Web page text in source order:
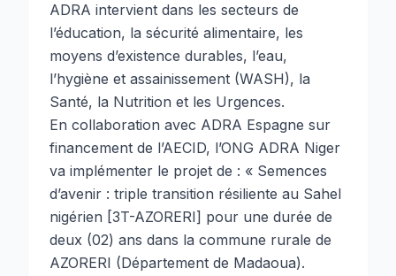
ADRA intervient dans les secteurs de
l’éducation, la sécurité alimentaire, les
moyens d’existence durables, l’eau,
l’hygiène et assainissement (WASH), la
Santé, la Nutrition et les Urgences.
En collaboration avec ADRA Espagne sur
financement de l’AECID, l’ONG ADRA Niger
va implémenter le projet de : « Semences
d’avenir : triple transition résiliente au Sahel
nigérien [3T-AZORERI] pour une durée de
deux (02) ans dans la commune rurale de
AZORERI (Département de Madaoua).